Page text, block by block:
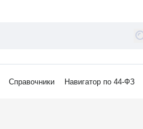
Справочники Навигатор по 44-ФЗ